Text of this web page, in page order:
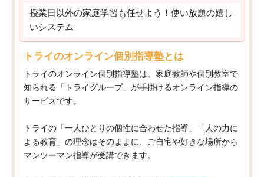
授業日以外の家庭学習も任せよう！使い放題の嬉し
いシステム
トライのオンライン個別指導塾とは
トライのオンライン個別指導塾は、家庭教師や個別教室で
知られる「トライグループ」が手掛けるオンライン指導の
サービスです。
トライの「一人ひとりの個性に合わせた指導」「人の力に
よる教育」の理念はそのままに、ご自宅や好きな場所から
マンツーマン指導が受講できます。